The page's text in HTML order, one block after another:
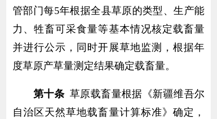
管部门每5年根据全县草原的类型、生产能
力、牲畜可采食量等基本情况核定载畜量
并进行公示 ，同时开展草地监测，根据年
度草原产草量测定结果确定载畜量。
第十条 草原载畜量根据《新疆维吾尔
自治区天然草地载畜量计算标准》确定，